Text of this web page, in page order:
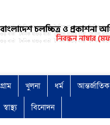
খুলনা ধর্ম আন্তর্জাতিক
স্বাস্থ্য বিনোদন